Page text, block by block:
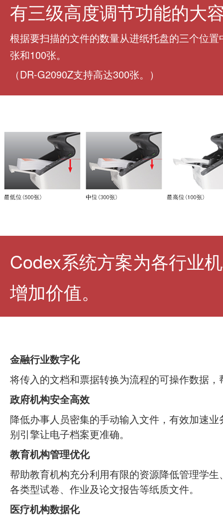
有三级高度调节功能的大
根据要扫描的文件的数量从进纸托盘的三个位
张和100张。
（DR-G2090Z支持高达300张。）
Codex系统方案为各行业
增加价值。
金融行业数字化
将传入的文档和票据转换为流程的可操作数据
政府机构安全高效
降低办事人员密集的手动输入文件，有效加速
别引擎让电子档案更准确。
教育机构管理优化
帮助教育机构充分利用有限的资源降低管理学
各类型试卷、作业及论文报告等纸质文件。
医疗机构数据化